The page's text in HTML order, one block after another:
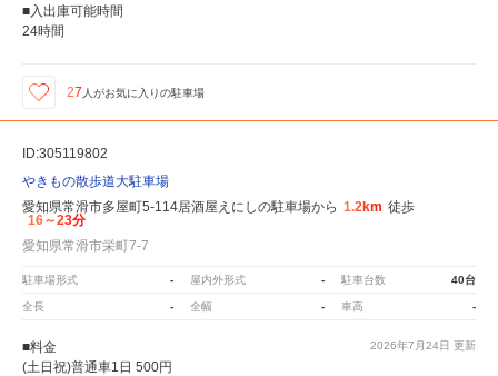
■入出庫可能時間
24時間
27 人がお気に入りの駐車場
ID:305119802
やきもの散歩道大駐車場
愛知県常滑市多屋町5-114居酒屋えにしの駐車場から 1.2km 徒歩
16～23分
愛知県常滑市栄町7-7
駐車場形式 - 屋内外形式 - 駐車台数 40台
全長 - 全幅 - 車高 -
2026年7月24日 更新
■料金
(土日祝)普通車1日 500円